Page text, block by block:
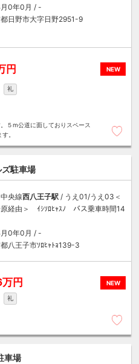
0年0月 / -
日野市大字日野2951-9
NEW
円
礼
５m公道に面しておりスペース
。
駐車場
中央線西八王子駅 / うえ01/うえ03＜
原経由＞ ｲｼｿﾛﾋｬｽﾉ バス乗車時間14
0年0月 / -
八王子市ｿﾛﾋｬﾄｮ139-3
NEW
円
礼
車場